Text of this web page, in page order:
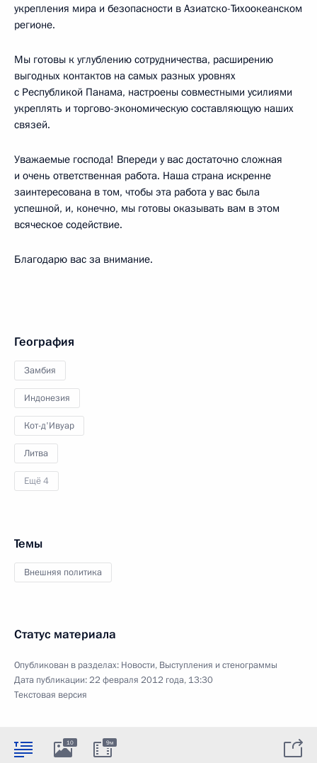
укрепления мира и безопасности в Азиатско-Тихоокеанском
регионе.
Мы готовы к углублению сотрудничества, расширению
выгодных контактов на самых разных уровнях
с Республикой Панама, настроены совместными усилиями
укреплять и торгово-экономическую составляющую наших
связей.
Уважаемые господа! Впереди у вас достаточно сложная
и очень ответственная работа. Наша страна искренне
заинтересована в том, чтобы эта работа у вас была
успешной, и, конечно, мы готовы оказывать вам в этом
всяческое содействие.
Благодарю вас за внимание.
География
Замбия
Индонезия
Кот-д'Ивуар
Литва
Ещё 4
Темы
Внешняя политика
Статус материала
Опубликован в разделах: Новости, Выступления и стенограммы
Дата публикации:22 февраля 2012 года, 13:30
Текстовая версия
10 9м